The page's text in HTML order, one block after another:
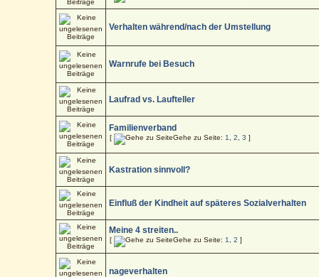
Verhalten während/nach der Umstellung
Warnrufe bei Besuch
Laufrad vs. Laufteller
Familienverband
[ Gehe zu Seite: 1 ,2 ,3 ]
Kastration sinnvoll?
Einfluß der Kindheit auf späteres Sozialverhalten
Meine 4 streiten..
[ Gehe zu Seite: 1 ,2 ]
nageverhalten